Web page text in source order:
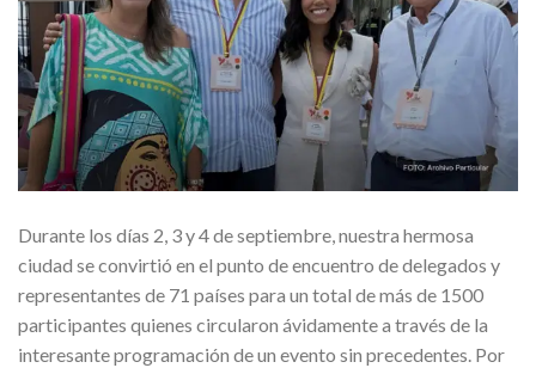
Durante los días 2, 3 y 4 de septiembre, nuestra hermosa
ciudad se convirtió en el punto de encuentro de delegados y
representantes de 71 países para un total de más de 1500
participantes quienes circularon ávidamente a través de la
interesante programación de un evento sin precedentes. Por